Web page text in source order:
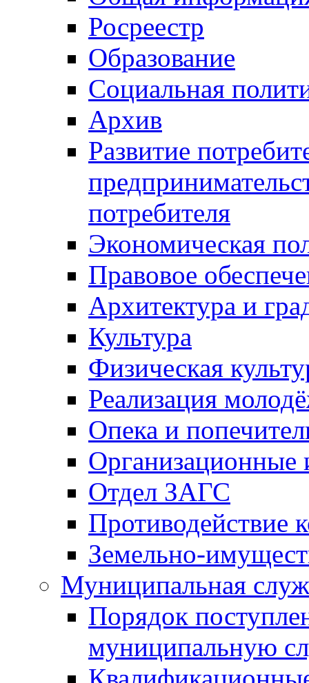
Росреестр
Образование
Социальная
Архив
Развитие
потребителя
Экономическая
Правовое
Архитектура и
Культура
Физическая
Реализация
Опека и
Отдел ЗАГС
Противодействие
Земельно-
Муниципальная
Порядок
муниципальную